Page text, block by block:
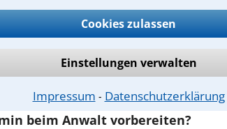
Cookies zulassen
Einstellungen verwalten
Impressum ⁃ Datenschutzerklärung
in Saarlouis?
für Internationales Erbrecht in
den Sachverhalt zu schildern, sodass Sie eine
Erfolgsaussichten erhalten. In diesem
auch die weitere Vorgehensweise in Ihrem
beim Anwalt vorbereiten?